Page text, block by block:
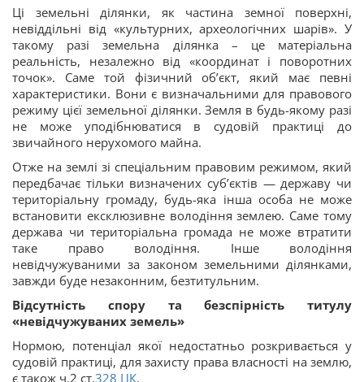
Ці земельні ділянки, як частина земної поверхні,
невіддільні від «культурних, археологічних шарів». У
такому разі земельна ділянка – це матеріальна
реальність, незалежно від «координат і поворотних
точок». Саме той фізичний об’єкт, який має певні
характеристики. Вони є визначальними для правового
режиму цієї земельної ділянки. Земля в будь-якому разі
не може уподібнюватися в судовій практиці до
звичайного нерухомого майна.
Отже на землі зі спеціальним правовим режимом, який
передбачає тільки визначених суб’єктів — державу чи
територіальну громаду, будь-яка інша особа не може
встановити ексклюзивне володіння землею. Саме тому
держава чи територіальна громада не може втратити
таке право володіння. Інше володіння
невідчужуваними за законом земельними ділянками,
завжди буде незаконним, безтитульним.
Відсутність спору та безспірність титулу
«невідчужуваних земель»
Нормою, потенціал якої недостатньо розкривається у
судовій практиці, для захисту права власності на землю,
є також ч.2 ст.328 ЦК.